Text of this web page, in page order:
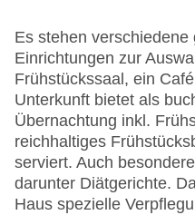
Lift
Minimarkt
Anzahl der Aufzüge: 1
Zimmerservice:
Sonnenterrasse
Gesamtanzahl der
Gesamtanzahl der
Pools:Outdoor Pool,
Zahlungsarten:
Es stehen verschiedene
Einrichtungen zur
Frühstückssaal, ein
Unterkunft bietet als
Übernachtung inkl.
reichhaltiges
serviert. Auch
darunter Diätgerichte.
Haus spezielle